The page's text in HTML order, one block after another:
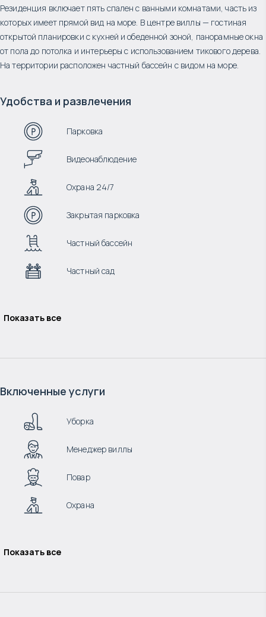
Резиденция включает пять спален с ванными комнатами, часть из
которых имеет прямой вид на море. В центре виллы — гостиная
открытой планировки с кухней и обеденной зоной, панорамные окна
от пола до потолка и интерьеры с использованием тикового дерева.
На территории расположен частный бассейн с видом на море.
Удобства и развлечения
Парковка
Видеонаблюдение
Охрана 24/7
Закрытая парковка
Частный бассейн
Частный сад
Показать все
Включенные услуги
Уборка
Менеджер виллы
Повар
Охрана
Показать все